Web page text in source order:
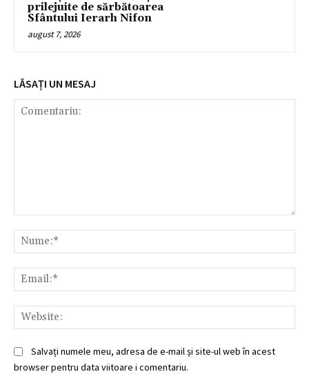
prilejuite de sărbătoarea
Sfântului Ierarh Nifon
august 7, 2026
LĂSAȚI UN MESAJ
Salvați numele meu, adresa de e-mail și site-ul web în acest
browser pentru data viitoare i comentariu.